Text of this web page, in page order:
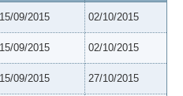
15/09/2015 02/10/2015
15/09/2015 02/10/2015
15/09/2015 27/10/2015